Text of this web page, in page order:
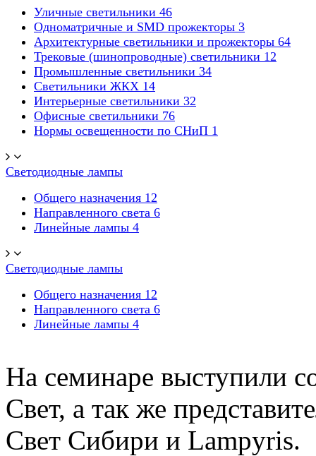
Уличные светильники 46
Одноматричные и SMD прожекторы 3
Архитектурные светильники и прожекторы 64
Трековые (шинопроводные) светильники 12
Промышленные светильники 34
Светильники ЖКХ 14
Интерьерные светильники 32
Офисные светильники 76
Нормы освещенности по СНиП 1
Светодиодные лампы
Общего назначения 12
Направленного света 6
Линейные лампы 4
Светодиодные лампы
Общего назначения 12
Направленного света 6
Линейные лампы 4
На семинаре выступили
Свет, а так же
Свет Сибири и Lampyris.